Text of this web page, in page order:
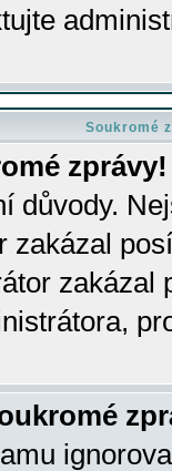
Soukromé
zprávy!
důvody.
zakázal
zakázal